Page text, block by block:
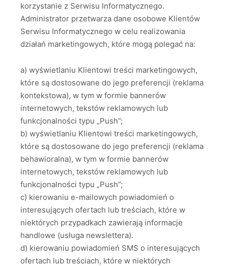
korzystanie z Serwisu Informatycznego.
Administrator przetwarza dane osobowe Klientów
Serwisu Informatycznego w celu realizowania
działań marketingowych, które mogą polegać na:
a) wyświetlaniu Klientowi treści marketingowych,
które są dostosowane do jego preferencji (reklama
kontekstowa), w tym w formie bannerów
internetowych, tekstów reklamowych lub
funkcjonalności typu „Push”;
b) wyświetlaniu Klientowi treści marketingowych,
które są dostosowane do jego preferencji (reklama
behawioralna), w tym w formie bannerów
internetowych, tekstów reklamowych lub
funkcjonalności typu „Push”;
c) kierowaniu e-mailowych powiadomień o
interesujących ofertach lub treściach, które w
niektórych przypadkach zawierają informacje
handlowe (usługa newslettera).
d) kierowaniu powiadomień SMS o interesujących
ofertach lub treściach, które w niektórych